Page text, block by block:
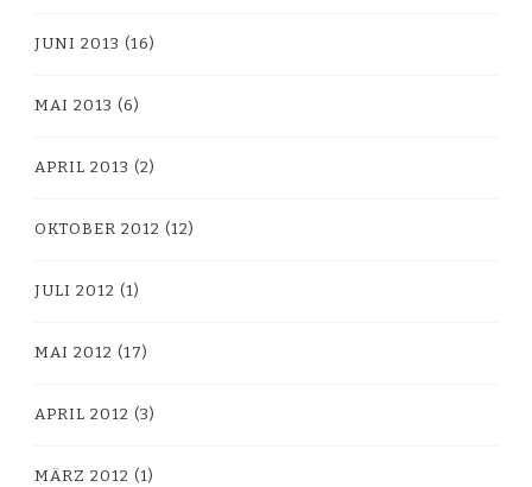
JUNI 2013 (16)
MAI 2013 (6)
APRIL 2013 (2)
OKTOBER 2012 (12)
JULI 2012 (1)
MAI 2012 (17)
APRIL 2012 (3)
MÄRZ 2012 (1)